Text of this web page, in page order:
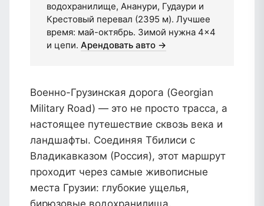
водохранилище, Ананури, Гудаури и
Крестовый перевал (2395 м). Лучшее
время: май-октябрь. Зимой нужна 4×4
и цепи. Арендовать авто →
Военно-Грузинская дорога (Georgian
Military Road) — это не просто трасса, а
настоящее путешествие сквозь века и
ландшафты. Соединяя Тбилиси с
Владикавказом (Россия), этот маршрут
проходит через самые живописные
места Грузии: глубокие ущелья,